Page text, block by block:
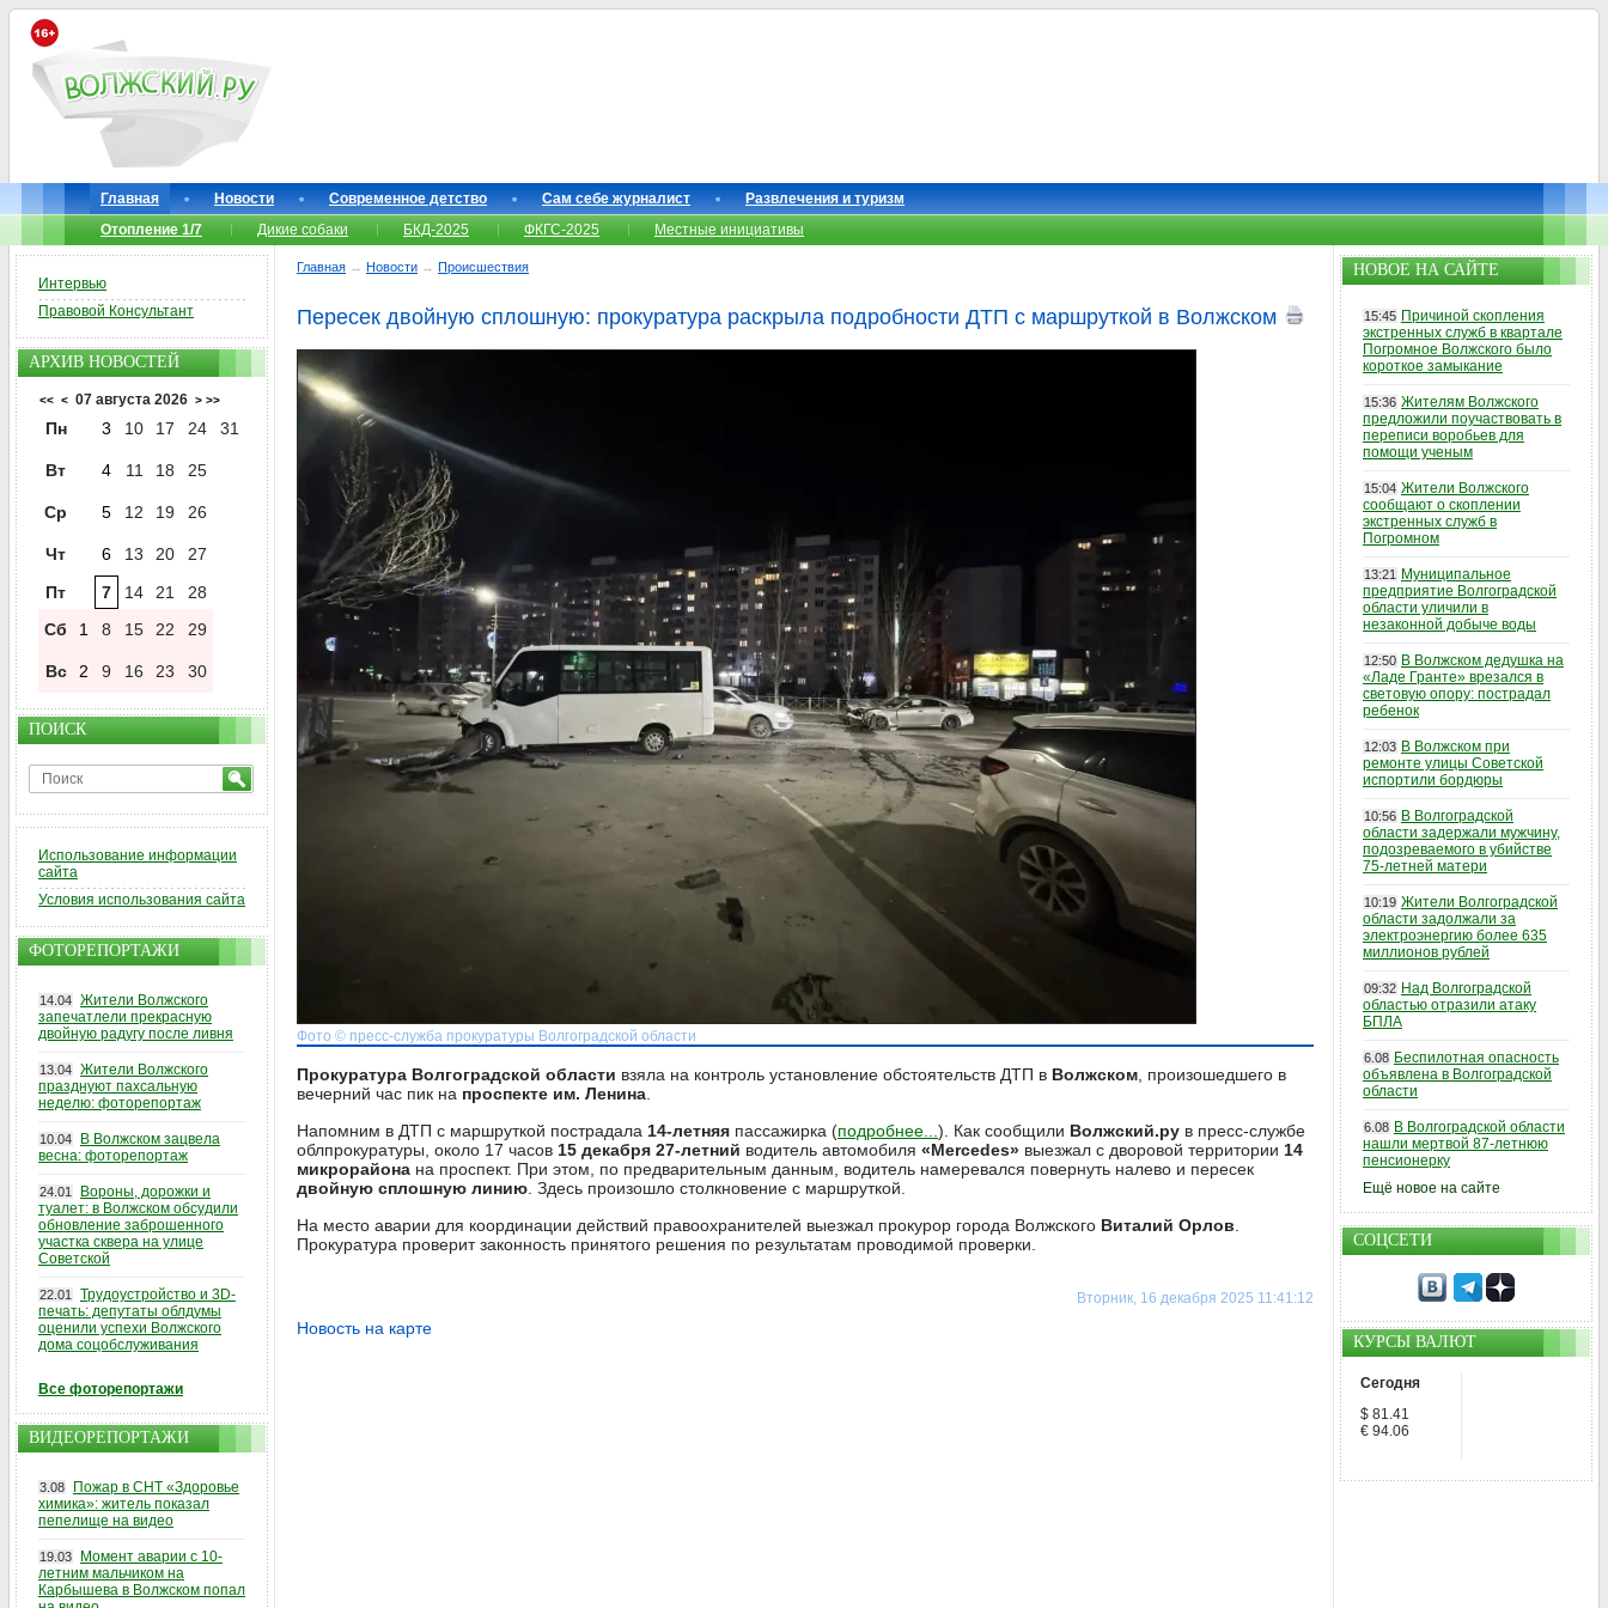
Главная Новости Современное детство Сам себе журналист
Развлечения и туризм
Отопление 1/7
Дикие собаки БКД-2025 ФКГС-2025 Местные инициативы
Главная → Новости → Происшествия
Пересек двойную сплошную: прокуратура раскрыла подробности ДТП с маршруткой в Волжском
Фото © пресс-служба прокуратуры Волгоградской области
Прокуратура Волгоградской области взяла на контроль установление обстоятельств ДТП в Волжском , произошедшего в
вечерний час пик на проспекте им. Ленина
Напомним в ДТП с маршруткой пострадала 14-летняя пассажирка (подробнее... ). Как сообщили Волжский.ру в пресс-службе
облпрокуратуры, около 17 часов 15 декабря 27-летний водитель автомобиля «Mercedes» выезжал с дворовой территории 14
микрорайона на проспект. При этом, по предварительным данным, водитель намеревался повернуть налево и пересек
двойную сплошную линию . Здесь произошло столкновение с маршруткой.
На место аварии для координации действий правоохранителей выезжал прокурор города Волжского Виталий Орлов
Прокуратура проверит законность принятого решения по результатам проводимой проверки.
Вторник, 16 декабря 2025 11:41:12
Новость на карте
Интервью
Правовой Консультант
АРХИВ НОВОСТЕЙ
<< < 07 августа 2026 > >>
Пн 3 10 17 24 31
Вт 4 11 18 25
Ср 5 12 19 26
Чт 6 13 20
27
Пт
7 14 21
28
Сб
1 8 15 22 29
Вс 2 9 16 23 30
ПОИСК
Использование информации
сайта
Условия использования сайта
ФОТОРЕПОРТАЖИ
14.04 Жители Волжского
запечатлели прекрасную
двойную радугу после ливня
13.04 Жители Волжского
празднуют пахсальную
неделю: фоторепортаж
10.04
В Волжском зацвела
весна: фоторепортаж
24.01
Вороны, дорожки и
туалет: в Волжском обсудили
обновление заброшенного
участка сквера на улице
Советской
22.01
Трудоустройство и 3D-
печать: депутаты облдумы
оценили успехи Волжского
дома соцобслуживания
Все фоторепортажи
ВИДЕОРЕПОРТАЖИ
3.08
Пожар в СНТ «Здоровье
химика»: житель показал
пепелище на видео
19.03
Момент аварии с 10-
летним мальчиком на
Карбышева в Волжском попал
НОВОЕ НА САЙТЕ
15:45 Причиной скопления
экстренных служб в квартале
Погромное Волжского было
короткое замыкание
15:36 Жителям Волжского
предложили поучаствовать в
переписи воробьев для
помощи ученым
15:04 Жители Волжского
сообщают о скоплении
экстренных служб в
Погромном
13:21
Муниципальное
предприятие Волгоградской
области уличили в
незаконной добыче воды
12:50 В Волжском дедушка на
«Ладе Гранте» врезался в
световую опору: пострадал
ребенок
12:03 В Волжском при
ремонте улицы Советской
испортили бордюры
10:56 В Волгоградской
области задержали мужчину,
подозреваемого в убийстве
75-летней матери
10:19 Жители Волгоградской
области задолжали за
электроэнергию более 635
миллионов рублей
09:32 Над Волгоградской
областью отразили атаку
БПЛА
6.08 Беспилотная опасность
объявлена в Волгоградской
области
6.08 В Волгоградской области
нашли мертвой 87-летнюю
пенсионерку
Ещё новое на сайте
СОЦСЕТИ
КУРСЫ ВАЛЮТ
Сегодня
$ 81.41
€ 94.06